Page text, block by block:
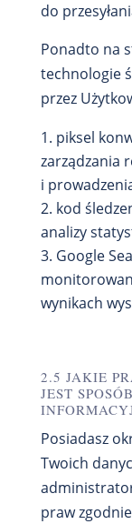
do
Ponadto na
technologie
przez
piksel
zarządzania
i
kod
analizy
Google
wynikach
2.5 JAKIE
JEST
Posiadasz
Twoich
praw